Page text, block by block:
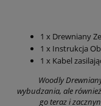
1 x Drewniany
1 x Instrukcja
1 x Kabel
Woodly
wybudzania, ale
go teraz i